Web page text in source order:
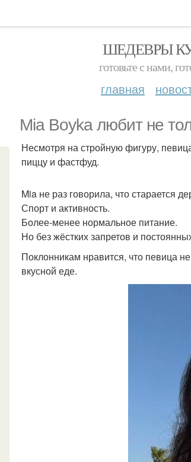
ШЕДЕВРЫ
готовьте с нами,
главная
Mia Boyka любит не
Несмотря на стройную фигуру,
пиццу и фастфуд.
Mia не раз говорила, что старается
Спорт и активность.
Более-менее нормальное питание.
Но без жёстких запретов и
Поклонникам нравится, что певица
вкусной еде.